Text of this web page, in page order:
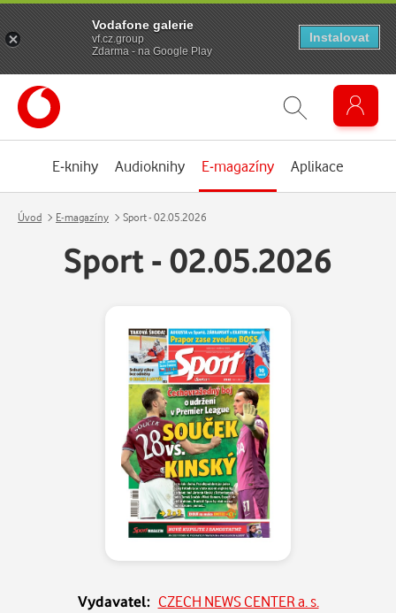
E-knihy Audioknihy E-magazíny Aplikace
Úvod E-magazíny Sport - 02.05.2026
Sport - 02.05.2026
Vydavatel: CZECH NEWS CENTER a. s.
Vodafone galerie
vf.cz.group
Zdarma - na Google Play
Instalovat